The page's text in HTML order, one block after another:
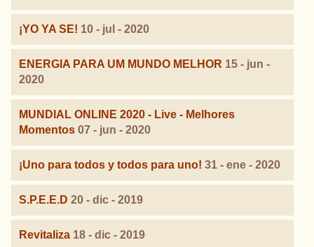
¡YO YA SE! 10 - jul - 2020
ENERGIA PARA UM MUNDO MELHOR 15 - jun -
2020
MUNDIAL ONLINE 2020 - Live - Melhores
Momentos 07 - jun - 2020
¡Uno para todos y todos para uno! 31 - ene - 2020
S.P.E.E.D 20 - dic - 2019
Revitaliza 18 - dic - 2019